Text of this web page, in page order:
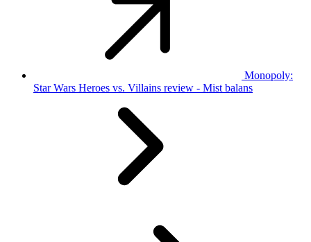
Monopoly:
Star Wars Heroes vs. Villains review - Mist balans